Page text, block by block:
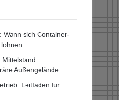
Wann sich Container-
lohnen
Mittelstand:
Außengelände
Leitfaden für